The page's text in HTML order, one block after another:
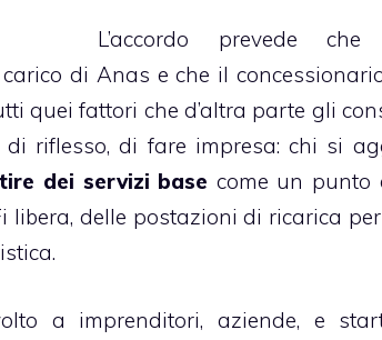
L’accordo prevede
di Anas e che il
quei fattori che d’altra parte gli
riflesso, di fare impresa: chi si
dei servizi base come un punto
libera, delle postazioni di ricarica
a imprenditori, aziende, e